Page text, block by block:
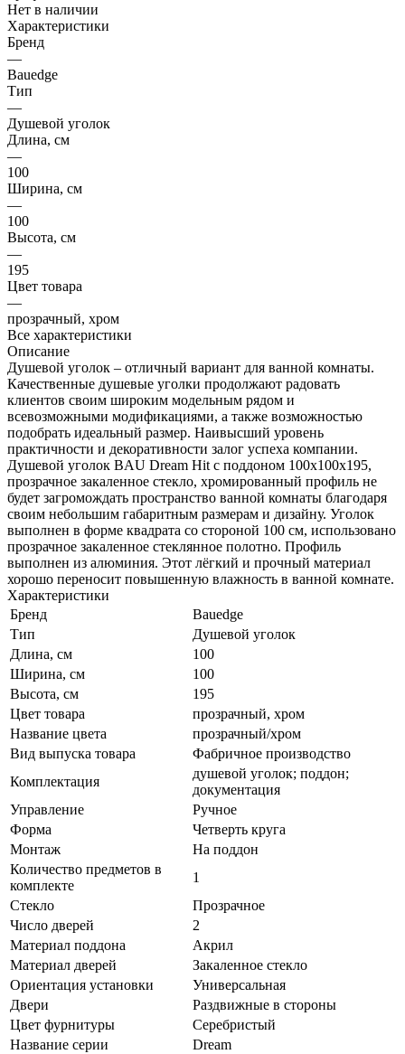
Нет в наличии
Характеристики
Бренд
—
Bauedge
Тип
—
Душевой уголок
Длина, см
—
100
Ширина, см
—
100
Высота, см
—
195
Цвет товара
—
прозрачный, хром
Все характеристики
Описание
Душевой уголок – отличный вариант для ванной комнаты.
Качественные душевые уголки продолжают радовать
клиентов своим широким модельным рядом и
всевозможными модификациями, а также возможностью
подобрать идеальный размер. Наивысший уровень
практичности и декоративности залог успеха компании.
Душевой уголок BAU Dream Hit с поддоном 100x100х195,
прозрачное закаленное стекло, хромированный профиль не
будет загромождать пространство ванной комнаты благодаря
своим небольшим габаритным размерам и дизайну. Уголок
выполнен в форме квадрата со стороной 100 см, использовано
прозрачное закаленное стеклянное полотно. Профиль
выполнен из алюминия. Этот лёгкий и прочный материал
хорошо переносит повышенную влажность в ванной комнате.
Характеристики
Бренд
Bauedge
Тип
Душевой уголок
Длина, см
100
Ширина, см
100
Высота, см
195
Цвет товара
прозрачный, хром
Название цвета
прозрачный/хром
Вид выпуска товара
Фабричное производство
Комплектация
душевой уголок; поддон;
документация
Управление
Ручное
Форма
Четверть круга
Монтаж
На поддон
Количество предметов в
комплекте
1
Стекло
Прозрачное
Число дверей
2
Материал поддона
Акрил
Материал дверей
Закаленное стекло
Ориентация установки
Универсальная
Двери
Раздвижные в стороны
Цвет фурнитуры
Серебристый
Название серии
Dream